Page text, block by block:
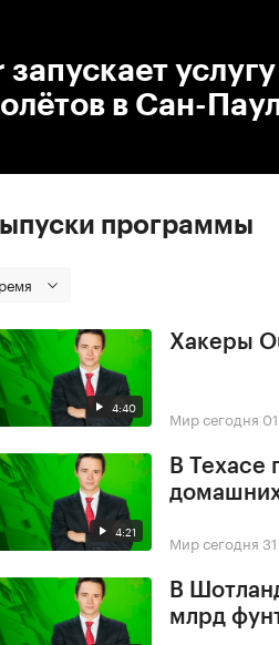
запускает
в Сан-
программы
4:40
Хакеры
Мир сегодня
4:21
В Техасе
Мир сегодня
В
млрд